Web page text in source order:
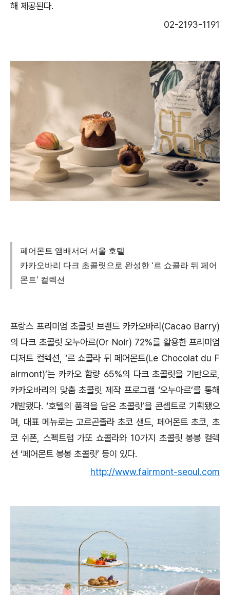
해 제공된다.
02-2193-1191
페어몬트 앰배서더 서울 호텔
카카오바리 다크 초콜릿으로 완성한 ‘르 쇼콜라 뒤 페어
몬트’ 컬렉션
프랑스 프리미엄 초콜릿 브랜드 카카오바리(Cacao Barry)
의 다크 초콜릿 오누아르(Or Noir) 72%를 활용한 프리미엄
디저트 컬렉션, ‘르 쇼콜라 뒤 페어몬트(Le Chocolat du F
airmont)’는 카카오 함량 65%의 다크 초콜릿을 기반으로,
카카오바리의 맞춤 초콜릿 제작 프로그램 ‘오누아르’를 통해
개발됐다. ‘호텔의 품격을 담은 초콜릿’을 콘셉트로 기획됐으
며, 대표 메뉴로는 고르곤졸라 초코 샌드, 페어몬트 초코, 초
코 쉬폰, 스펙트럼 가또 쇼콜라와 10가지 초콜릿 봉봉 컬렉
션 ‘페어몬트 봉봉 초콜릿’ 등이 있다.
http://www.fairmont-seoul.com